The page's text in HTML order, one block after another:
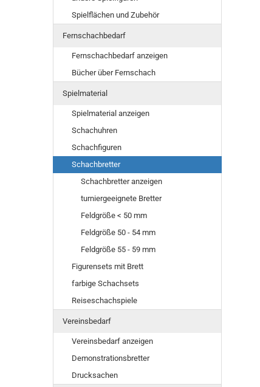
Spielflächen und Zubehör
Fernschachbedarf
Fernschachbedarf anzeigen
Bücher über Fernschach
Spielmaterial
Spielmaterial anzeigen
Schachuhren
Schachfiguren
Schachbretter
Schachbretter anzeigen
turniergeeignete Bretter
Feldgröße < 50 mm
Feldgröße 50 - 54 mm
Feldgröße 55 - 59 mm
Figurensets mit Brett
farbige Schachsets
Reiseschachspiele
Vereinsbedarf
Vereinsbedarf anzeigen
Demonstrationsbretter
Drucksachen